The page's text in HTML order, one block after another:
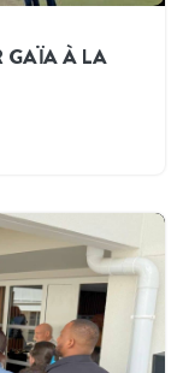
GAÏA À LA